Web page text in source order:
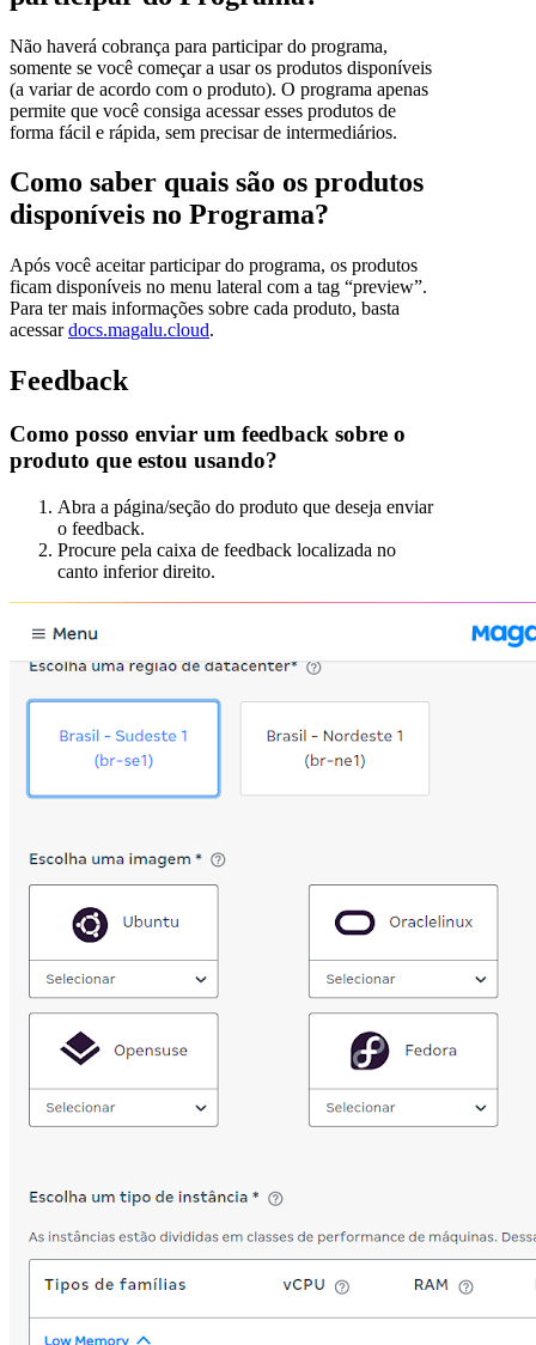
Não haverá cobrança para participar do programa,
somente se você começar a usar os produtos disponíveis
(a variar de acordo com o produto). O programa apenas
permite que você consiga acessar esses produtos de
forma fácil e rápida, sem precisar de intermediários.
Como saber quais são os produtos
disponíveis no Programa?
Após você aceitar participar do programa, os produtos
ficam disponíveis no menu lateral com a tag “preview”.
Para ter mais informações sobre cada produto, basta
acessardocs.magalu.cloud.
Feedback
Como posso enviar um feedback sobre o
produto que estou usando?
Abra a página/seção do produto que deseja enviar
o feedback.
Procure pela caixa de feedback localizada no
canto inferior direito.